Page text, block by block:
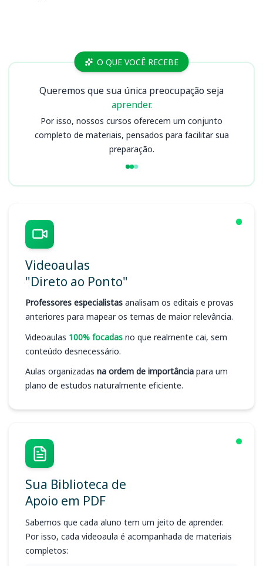
Cursos TRT 13 (PB)
O QUE VOCÊ RECEBE
Queremos que sua única preocupação seja
aprender.
Por isso, nossos cursos oferecem um conjunto
completo de materiais, pensados para facilitar sua
preparação.
Videoaulas
"Direto ao Ponto"
Professores especialistas analisam os editais e provas
anteriores para mapear os temas de maior relevância.
Videoaulas 100% focadas no que realmente cai, sem
conteúdo desnecessário.
Aulas organizadas na ordem de importância para um
plano de estudos naturalmente eficiente.
Sua Biblioteca de
Apoio em PDF
Sabemos que cada aluno tem um jeito de aprender.
Por isso, cada videoaula é acompanhada de materiais
completos: